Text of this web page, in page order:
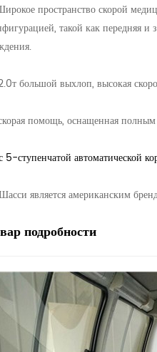
пространство скорой
такой как передняя и
большой выхлоп, высокая
помощь, оснащенная
5-ступенчатой ​​автоматической
является американским
подробности